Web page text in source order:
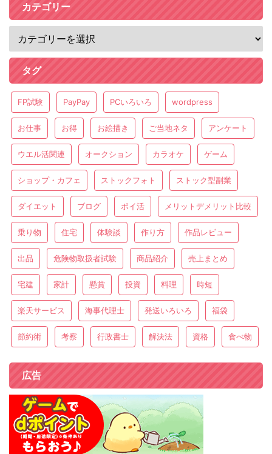
カテゴリー
タグ
FP試験 PayPay PCいろいろ wordpress
お仕事 お得 お絵描き ご当地ネタ アンケート
ウエル活関連 オークション カラオケ ゲーム
ショップ・カフェ ストックフォト ストック型副業
ダイエット ブログ ポイ活 メリットデメリット比較
乗り物 住宅 体験談 作り方 作品レビュー
出品 危険物取扱者試験 商品紹介 売上まとめ
宅建 家計 懸賞 投資 料理 時短
楽天サービス 海事代理士 発送いろいろ 福袋
節約術 考察 行政書士 解決法 資格 食べ物
広告